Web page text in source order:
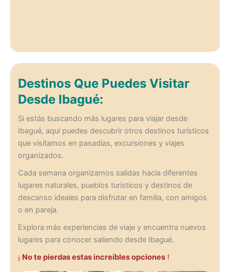
Destinos Que Puedes Visitar
Desde Ibagué:
Si estás buscando más lugares para viajar desde
Ibagué, aquí puedes descubrir otros destinos turísticos
que visitamos en pasadías, excursiones y viajes
organizados.
Cada semana organizamos salidas hacia diferentes
lugares naturales, pueblos turísticos y destinos de
descanso ideales para disfrutar en familia, con amigos
o en pareja.
Explora más experiencias de viaje y encuentra nuevos
lugares para conocer saliendo desde Ibagué.
¡ No te pierdas estas increíbles opciones!